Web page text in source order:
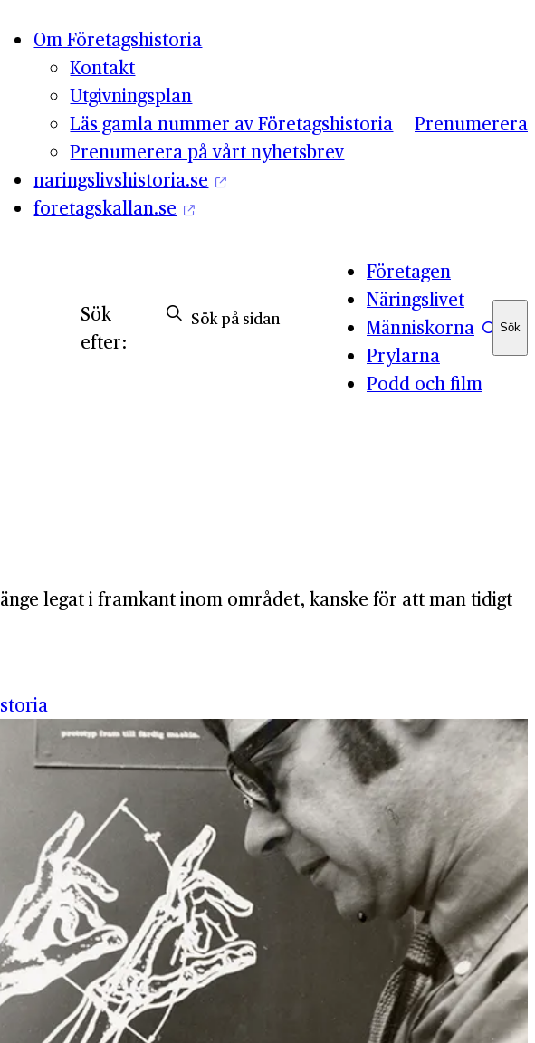
Om Företagshistoria
Kontakt
Utgivningsplan
Läs gamla nummer av Företagshistoria
Prenumerera på vårt nyhetsbrev
naringslivshistoria.se
foretagskallan.se
Prenumerera
Företagen
Näringslivet
Människorna
Prylarna
Podd och film
Sök
efter:
Sök
Sök
legat i framkant inom området, kanske för att man tidigt